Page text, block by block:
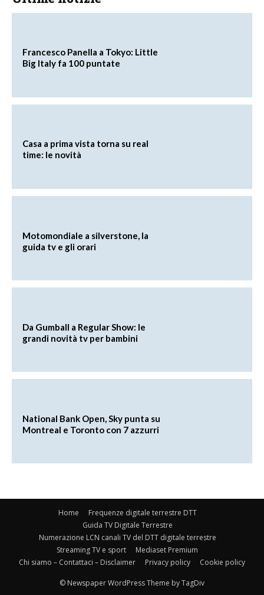
Francesco Panella a Tokyo: Little
Big Italy fa 100 puntate
Casa a prima vista torna su real
time: le novità
Motomondiale a silverstone, la
guida tv e gli orari
Da Gumball a Regular Show: le
grandi novità tv per bambini
National Bank Open, Sky punta su
Montreal e Toronto con 7 azzurri
Home
Frequenze digitale terrestre DTT
Guida TV Digitale Terrestre
Numerazione LCN canali TV del DTT digitale terrestre
Streaming TV e sport
Mediaset Premium
Chi siamo – Contattaci – Disclaimer
Privacy policy Cookie policy
© Newspaper WordPress Theme by TagDiv